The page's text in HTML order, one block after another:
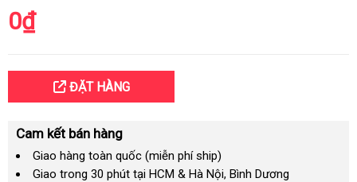
0₫
ĐẶT HÀNG
Cam kết bán hàng
Giao hàng toàn quốc (miễn phí ship)
Giao trong 30 phút tại HCM & Hà Nội, Bình Dương